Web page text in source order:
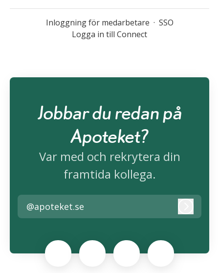
Inloggning för medarbetare · SSO
Logga in till Connect
Jobbar du redan på
Apoteket?
Var med och rekrytera din
framtida kollega.
@apoteket.se